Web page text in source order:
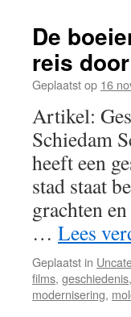
De
reis
Geplaatst op 16
Artikel:
Schiedam
heeft een
stad staat
grachten
… Lees
Geplaatst in
films, geschiedenis,
modernisering,